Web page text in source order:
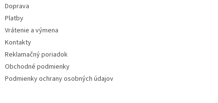
Doprava
Platby
Vrátenie a výmena
Kontakty
Reklamačný poriadok
Obchodné podmienky
Podmienky ochrany osobných údajov